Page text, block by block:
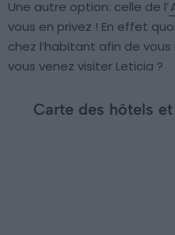
Une autre option: celle de l’
vous en privez ! En effet
chez l’habitant afin de
vous venez visiter Leticia ?
Carte des hôtels